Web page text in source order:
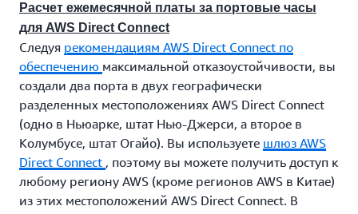
Расчет ежемесячной платы за портовые часы
для AWS Direct Connect
Следуя рекомендациям AWS Direct Connect по
обеспечению максимальной отказоустойчивости, вы
создали два порта в двух географически
разделенных местоположениях AWS Direct Connect
(одно в Ньюарке, штат Нью-Джерси, а второе в
Колумбусе, штат Огайо). Вы используете шлюз AWS
Direct Connect , поэтому вы можете получить доступ к
любому региону AWS (кроме регионов AWS в Китае)
из этих местоположений AWS Direct Connect. В